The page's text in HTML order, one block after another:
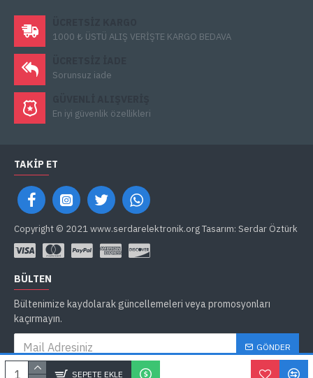
SEPETE EKLE
1000 ₺ ÜSTÜ ALIŞ VERİŞTE KARGO BEDAVA
Sorunsuz iade
En iyi güvenlik özellikleri
TAKIP ET
Copyright © 2021 www.serdarelektronik.org Tasarım: Serdar Öztürk
BÜLTEN
Bültenimize kaydolarak güncellemeleri veya promosyonları
kaçırmayın.
GÖNDER
Gizlilik İlkeleri 'ni okudum ve kabul ediyorum.